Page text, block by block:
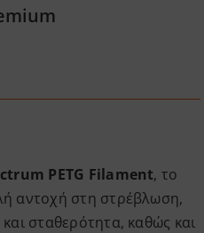
PETG Filament, το
αντοχή στη στρέβλωση,
σταθερότητα, καθώς και